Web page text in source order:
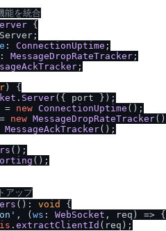
能を統合
{
Server ;
: ConnectionUptime ;
: MessageDropRateTracker ;
;
) {
. Server({ port });
= new ConnectionUptime ();
new MessageDropRateTracker
MessageAckTracker();
();
();
アップ
(): void
{
, (ws : WebSocket , req ) => {
. extractClientId (req);